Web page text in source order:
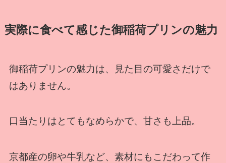
実際に食べて感じた御稲荷プリンの魅力
御稲荷プリンの魅力は、見た目の可愛さだけで
はありません。
口当たりはとてもなめらかで、甘さも上品。
京都産の卵や牛乳など、素材にもこだわって作